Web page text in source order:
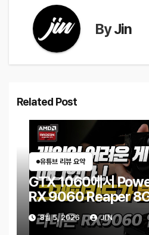
ByJin
Related Post
유튜브 리뷰 요약
GTX 1060에서
RX 9060 Reaper
｜엘든링·몬스터 헌터
8월 5, 2026 JIN